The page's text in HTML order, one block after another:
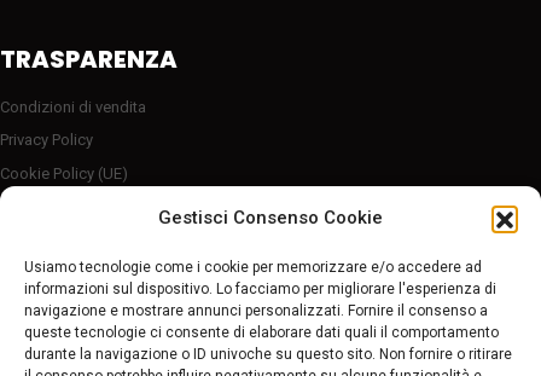
Gestisci Consenso Cookie
Usiamo tecnologie come i cookie per memorizzare e/o accedere ad
informazioni sul dispositivo. Lo facciamo per migliorare l'esperienza di
navigazione e mostrare annunci personalizzati. Fornire il consenso a
queste tecnologie ci consente di elaborare dati quali il comportamento
durante la navigazione o ID univoche su questo sito. Non fornire o ritirare
TRASPARENZA
Condizioni di vendita
Privacy Policy
Cookie Policy (UE)
Server sicuro HTTP2/SSL
Pagamenti sicuri